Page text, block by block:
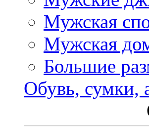
Мужская
Мужская
Большие
Обувь, сумки,